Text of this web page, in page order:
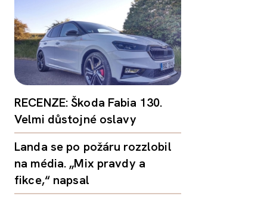
RECENZE: Škoda Fabia 130.
Velmi důstojné oslavy
Landa se po požáru rozzlobil
na média. „Mix pravdy a
fikce,“ napsal